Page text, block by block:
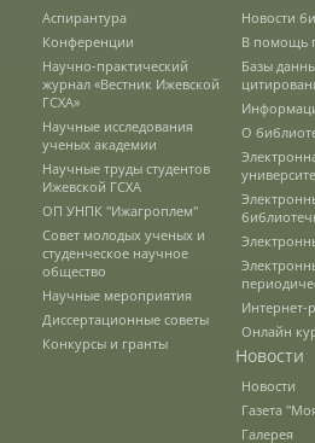
Профориентация
День открытых дверей
Иностранным гражданам
Конкурсные списки
Студентам
Управление по
и молодежной политике
Аспирантура
Конференции
Научно-практический
журнал «Вестник Ижевской
ГСХА»
Научные исследования
ученых академии
Научные труды студентов
Ижевской ГСХА
ОП УНПК "Ижагроплем"
Совет молодых ученых и
студенческое научное
общество
Научные мероприятия
Диссертационные советы
Конкурсы и гранты
Новости
В помощь
Базы
О
Интернет-
Онлайн
Новости
Новости
Газета
Галерея